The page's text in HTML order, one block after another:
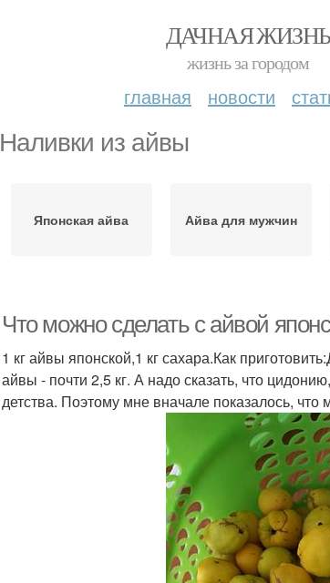
ДАЧНАЯ ЖИЗНЬ
жизнь за городом
главная новости
Наливки из айвы
Японская айва Айва для мужчин
Что можно сделать с айвой
1 кг айвы японской,1 кг сахара.Как
айвы - почти 2,5 кг. А надо сказать, что
детства. Поэтому мне вначале показалось,